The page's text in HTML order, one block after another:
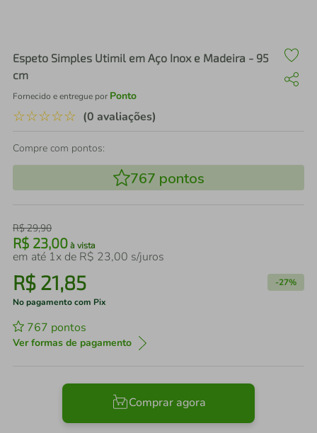
Espeto Simples Utimil em Aço Inox e Madeira - 95
cm
Fornecido e entregue por Ponto
☆☆☆☆☆ (0 avaliações)
Compre com pontos:
767 pontos
R$29,90
R$ 23,00 à vista
em até 1x de R$ 23,00 s/juros
R$ 21,85 -27%
No pagamento com Pix
767 pontos
Ver formas de pagamento
Comprar agora